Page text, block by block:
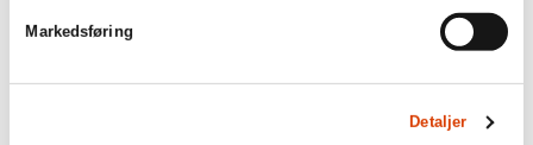
Markedsføring
Detaljer